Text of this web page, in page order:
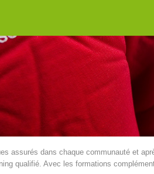
assurés dans chaque communauté et
qualifié. Avec les formations